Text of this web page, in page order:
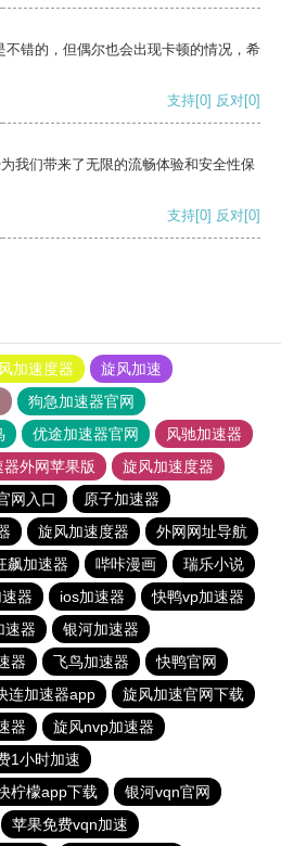
错的，但偶尔也会出现卡顿的情况，希
支持[0] 反对[0]
我们带来了无限的流畅体验和安全性保
支持[0] 反对[0]
加速度器
旋风加速
狗急加速器官网
优途加速器官网
风驰加速器
外网苹果版
旋风加速度器
网入口
原子加速器
旋风加速度器
外网网址导航
飙加速器 哔咔漫画
瑞乐小说
器 ios加速器
快鸭vp加速器
速器
银河加速器
器 飞鸟加速器
快鸭官网
连加速器app
旋风加速官网下载
器
旋风nvp加速器
1小时加速
柠檬app下载
银河vqn官网
苹果免费vqn加速